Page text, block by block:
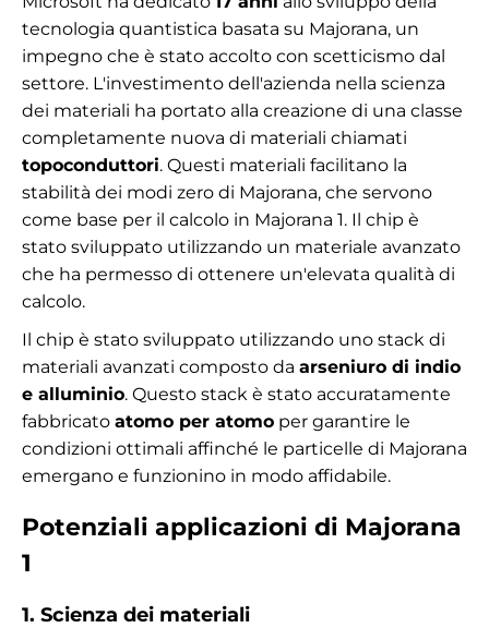
tecnologia quantistica basata su Majorana, un
impegno che è stato accolto con scetticismo dal
settore. L'investimento dell'azienda nella scienza
dei materiali ha portato alla creazione di una classe
completamente nuova di materiali chiamati
topoconduttori. Questi materiali facilitano la
stabilità dei modi zero di Majorana, che servono
come base per il calcolo in Majorana 1. Il chip è
stato sviluppato utilizzando un materiale avanzato
che ha permesso di ottenere un'elevata qualità di
calcolo.
Il chip è stato sviluppato utilizzando uno stack di
materiali avanzati composto da arseniuro di indio
e alluminio. Questo stack è stato accuratamente
fabbricato atomo per atomo per garantire le
condizioni ottimali affinché le particelle di Majorana
emergano e funzionino in modo affidabile.
Potenziali applicazioni di Majorana
1
1. Scienza dei materiali